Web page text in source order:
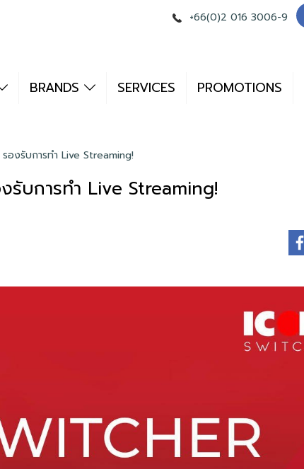
+66(0)2 016 3006-9
BRANDS SERVICES PROMOTIONS
งรับการทำ Live Streaming!
บการทำ Live Streaming!